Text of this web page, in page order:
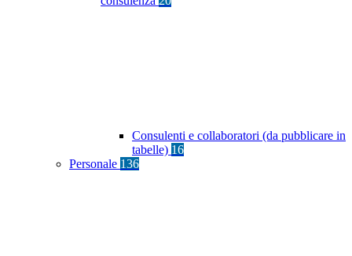
Consulenti e collaboratori (da pubblicare in
tabelle) 16
Personale 136